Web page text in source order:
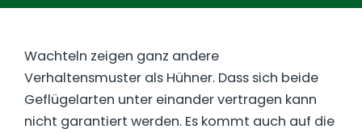
Wachteln zeigen ganz andere
Verhaltensmuster als Hühner. Dass sich beide
Geflügelarten unter einander vertragen kann
nicht garantiert werden. Es kommt auch auf die